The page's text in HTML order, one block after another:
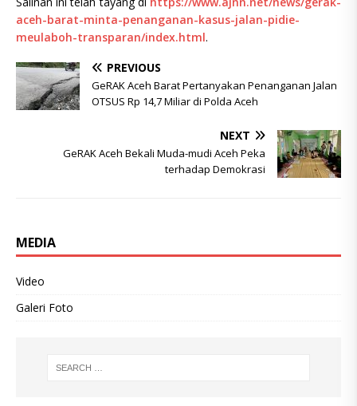
aceh-barat-minta-penanganan-kasus-jalan-pidie-
meulaboh-transparan/index.html.
PREVIOUS
GeRAK Aceh Barat Pertanyakan Penanganan Jalan
OTSUS Rp 14,7 Miliar di Polda Aceh
NEXT
GeRAK Aceh Bekali Muda-mudi Aceh Peka
terhadap Demokrasi
MEDIA
Video
Galeri Foto